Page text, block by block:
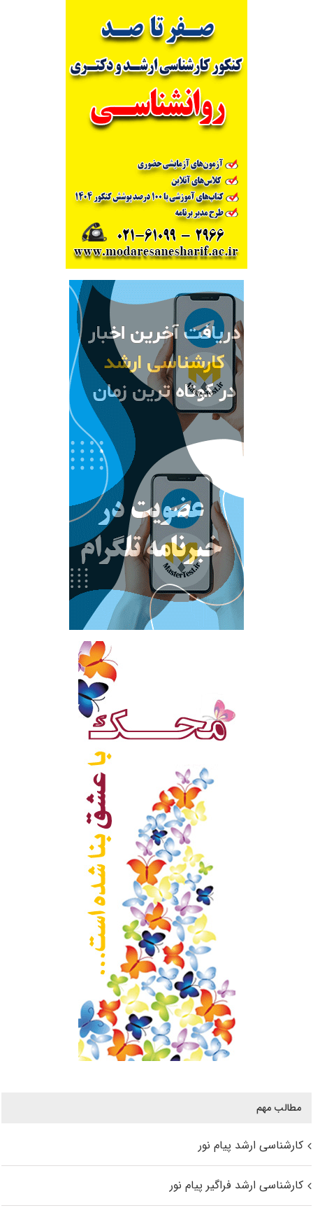
مطالب مهم
کارشناسی ارشد پیام نور
کارشناسی ارشد فراگیر پیام نور